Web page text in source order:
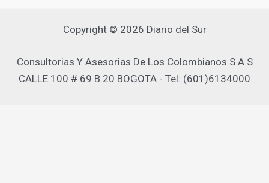
Copyright © 2026 Diario del Sur
Consultorias Y Asesorias De Los Colombianos S A S
CALLE 100 # 69 B 20 BOGOTA - Tel: (601)6134000